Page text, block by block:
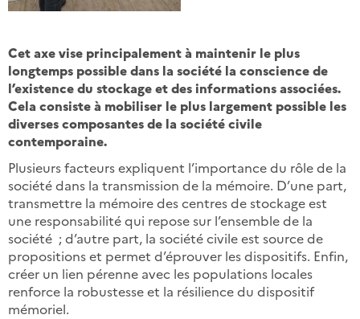
Cet axe vise principalement à maintenir le plus
longtemps possible dans la société la conscience de
l’existence du stockage et des informations associées.
Cela consiste à mobiliser le plus largement possible les
diverses composantes de la société civile
contemporaine.
Plusieurs facteurs expliquent l’importance du rôle de la
société dans la transmission de la mémoire. D’une part,
transmettre la mémoire des centres de stockage est
une responsabilité qui repose sur l’ensemble de la
société ; d’autre part, la société civile est source de
propositions et permet d’éprouver les dispositifs. Enfin,
créer un lien pérenne avec les populations locales
renforce la robustesse et la résilience du dispositif
mémoriel.